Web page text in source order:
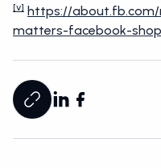
[v] https://
matters-facebook-